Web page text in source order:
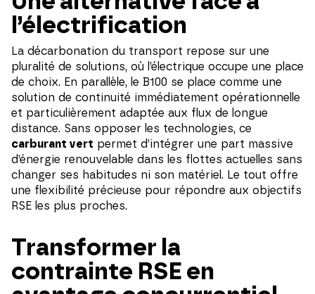
l’électrification
La décarbonation du transport repose sur une
pluralité de solutions, où l’électrique occupe une place
de choix. En parallèle, le B100 se place comme une
solution de continuité immédiatement opérationnelle
et particulièrement adaptée aux flux de longue
distance. Sans opposer les technologies, ce
carburant vert permet d’intégrer une part massive
d’énergie renouvelable dans les flottes actuelles sans
changer ses habitudes ni son matériel. Le tout offre
une flexibilité précieuse pour répondre aux objectifs
RSE les plus proches.
Transformer la
contrainte RSE en